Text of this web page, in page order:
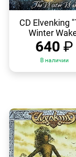
CD Elvenking
Winter
640 ₽
В наличии